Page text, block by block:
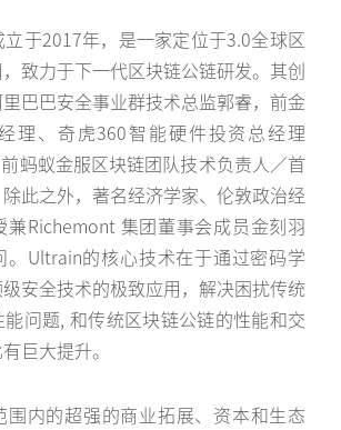
于2017年，是一家定位于3.0全球区
致力于下一代区块链公链研发。其创
巴巴安全事业群技术总监郭睿，前金
理、奇虎360智能硬件投资总经理
蚂蚁金服区块链团队技术负责人／首
此之外，著名经济学家、伦敦政治经
兼Richemont 集团董事会成员金刻羽
。Ultrain的核心技术在于通过密码学
安全技术的极致应用，解决困扰传统
问题, 和传统区块链公链的性能和交
巨大提升。
围内的超强的商业拓展、资本和生态